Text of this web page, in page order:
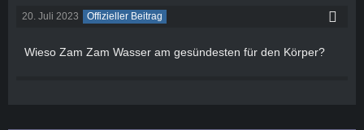
20. Juli 2023 Offizieller Beitrag
Wieso Zam Zam Wasser am gesündesten für den Körper?